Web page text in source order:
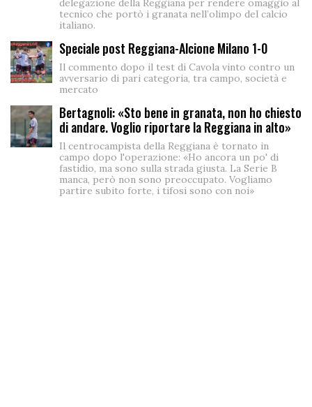
tecnico che portò i granata nell’olimpo del calcio
italiano.
Speciale post Reggiana-Alcione Milano 1-0
Il commento dopo il test di Cavola vinto contro un
avversario di pari categoria, tra campo, società e
mercato
Bertagnoli: «Sto bene in granata, non ho chiesto
di andare. Voglio riportare la Reggiana in alto»
Il centrocampista della Reggiana è tornato in
campo dopo l'operazione: «Ho ancora un po' di
fastidio, ma sono sulla strada giusta. La Serie B
manca, però non sono preoccupato. Vogliamo
partire subito forte, i tifosi sono con noi»